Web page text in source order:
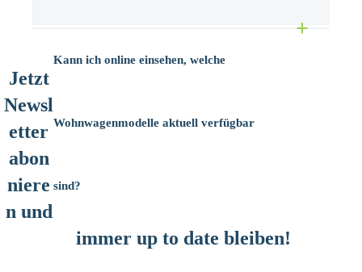
Kann ich online einsehen, welche
Wohnwagenmodelle aktuell verfügbar
sind?
Jetzt
Newsl
etter
abon
niere
n und
immer up to date bleiben!